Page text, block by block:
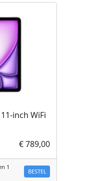
inch WiFi
€ 789,00
1
BESTEL